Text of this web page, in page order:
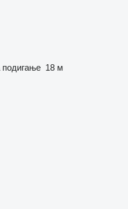
подигање 18 м